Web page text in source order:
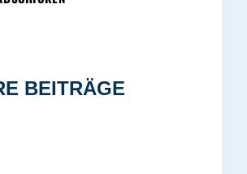
BEITRÄGE